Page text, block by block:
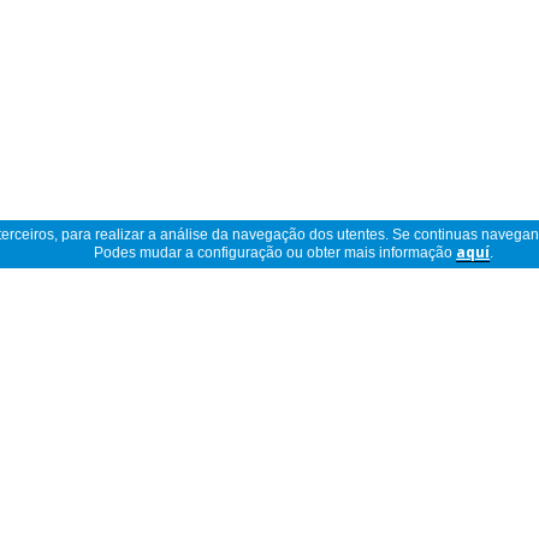
para realizar a análise da navegação dos utentes. Se continuas
Podes mudar a configuração ou obter mais informação aquí.